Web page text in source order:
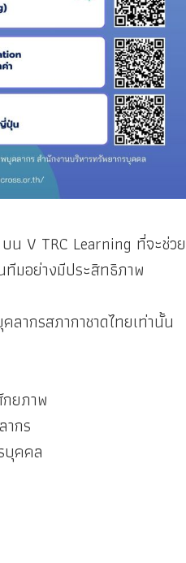
V TRC Learning ที่จะช่ว
ทีมอย่างมีประสิทธิภาพ
ากรสภากาชาดไทยเท่านั้น
ยภาพ
กร
บุคคล